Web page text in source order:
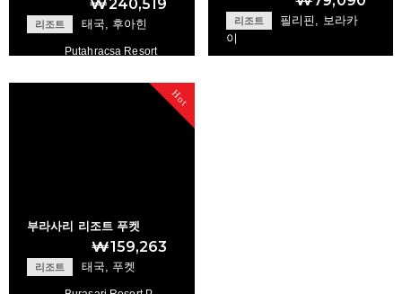
₩240,519
리조트 태국, 후아힌
Putahracsa Resort
리조트
필리핀, 보라카
이
Hot
부라사리 리조트 푸켓
₩159,263
리조트 태국, 푸켓